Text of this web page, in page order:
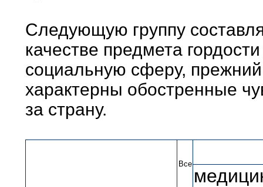
Следующую группу
качестве предмета
социальную сферу,
характерны обостренные
за страну.
Все